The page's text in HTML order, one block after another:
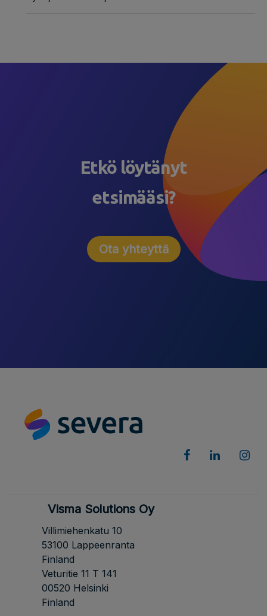
Etkö löytänyt
etsimääsi?
Ota yhteyttä
Visma Solutions Oy
Villimiehenkatu 10
53100 Lappeenranta
Finland
Veturitie 11 T 141
00520 Helsinki
Finland